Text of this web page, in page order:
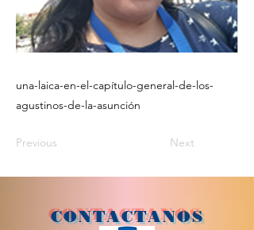
una-laica-en-el-capítulo-general-de-los-
agustinos-de-la-asunción
Previous Next
CONTACTANOS